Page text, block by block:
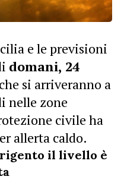
e le previsioni
domani, 24
si arriveranno a
nelle zone
civile ha
allerta caldo.
il livello è